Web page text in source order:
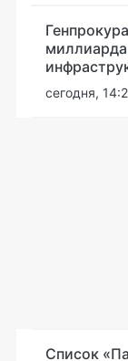
сегодня,
Список